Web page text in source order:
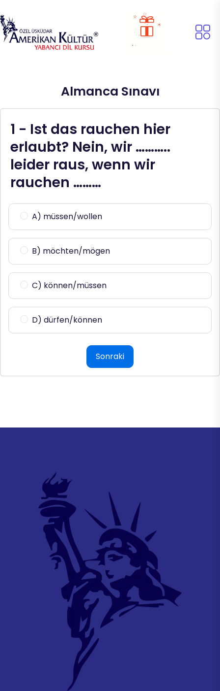
Almanca Sınavı
1 - Ist das rauchen hier
erlaubt? Nein, wir ………..
leider raus, wenn wir
rauchen ………
A) müssen/wollen
B) möchten/mögen
C) können/müssen
D) dürfen/können
Sonraki